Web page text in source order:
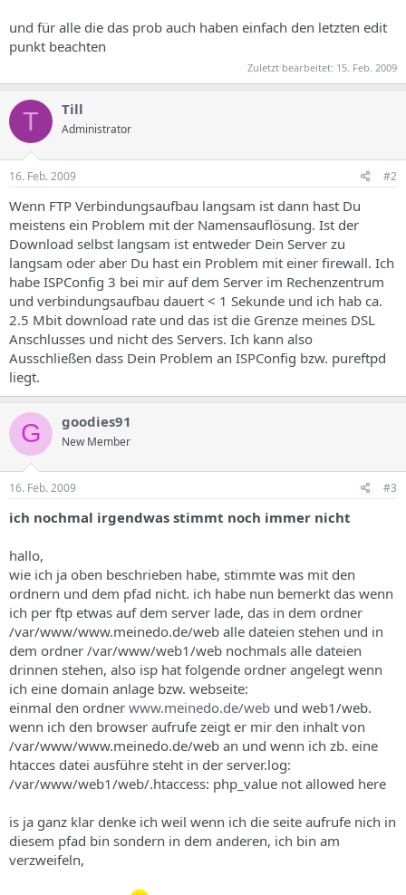
und für alle die das prob auch haben einfach den letzten edit
punkt beachten
Zuletzt bearbeitet: 15. Feb. 2009
T Till
Administrator
16. Feb. 2009 #2
Wenn FTP Verbindungsaufbau langsam ist dann hast Du
meistens ein Problem mit der Namensauflösung. Ist der
Download selbst langsam ist entweder Dein Server zu
langsam oder aber Du hast ein Problem mit einer firewall. Ich
habe ISPConfig 3 bei mir auf dem Server im Rechenzentrum
und verbindungsaufbau dauert < 1 Sekunde und ich hab ca.
2.5 Mbit download rate und das ist die Grenze meines DSL
Anschlusses und nicht des Servers. Ich kann also
Ausschließen dass Dein Problem an ISPConfig bzw. pureftpd
liegt.
G goodies91
New Member
16. Feb. 2009 #3
ich nochmal irgendwas stimmt noch immer nicht
hallo,
wie ich ja oben beschrieben habe, stimmte was mit den
ordnern und dem pfad nicht. ich habe nun bemerkt das wenn
ich per ftp etwas auf dem server lade, das in dem ordner
/var/www/www.meinedo.de/web alle dateien stehen und in
dem ordner /var/www/web1/web nochmals alle dateien
drinnen stehen, also isp hat folgende ordner angelegt wenn
ich eine domain anlage bzw. webseite:
einmal den ordner www.meinedo.de/web und web1/web.
wenn ich den browser aufrufe zeigt er mir den inhalt von
/var/www/www.meinedo.de/web an und wenn ich zb. eine
htacces datei ausführe steht in der server.log:
/var/www/web1/web/.htaccess: php_value not allowed here
is ja ganz klar denke ich weil wenn ich die seite aufrufe nich in
diesem pfad bin sondern in dem anderen, ich bin am
verzweifeln,